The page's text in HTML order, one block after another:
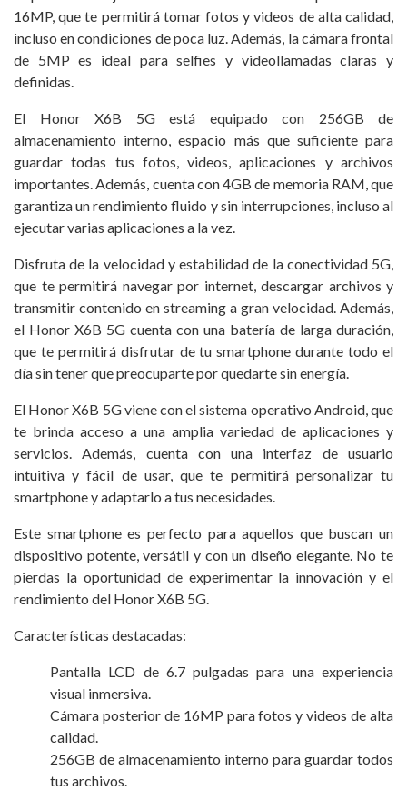
16MP, que te permitirá tomar fotos y videos de alta calidad,
incluso en condiciones de poca luz. Además, la cámara frontal
de 5MP es ideal para selfies y videollamadas claras y
definidas.
El Honor X6B 5G está equipado con 256GB de
almacenamiento interno, espacio más que suficiente para
guardar todas tus fotos, videos, aplicaciones y archivos
importantes. Además, cuenta con 4GB de memoria RAM, que
garantiza un rendimiento fluido y sin interrupciones, incluso al
ejecutar varias aplicaciones a la vez.
Disfruta de la velocidad y estabilidad de la conectividad 5G,
que te permitirá navegar por internet, descargar archivos y
transmitir contenido en streaming a gran velocidad. Además,
el Honor X6B 5G cuenta con una batería de larga duración,
que te permitirá disfrutar de tu smartphone durante todo el
día sin tener que preocuparte por quedarte sin energía.
El Honor X6B 5G viene con el sistema operativo Android, que
te brinda acceso a una amplia variedad de aplicaciones y
servicios. Además, cuenta con una interfaz de usuario
intuitiva y fácil de usar, que te permitirá personalizar tu
smartphone y adaptarlo a tus necesidades.
Este smartphone es perfecto para aquellos que buscan un
dispositivo potente, versátil y con un diseño elegante. No te
pierdas la oportunidad de experimentar la innovación y el
rendimiento del Honor X6B 5G.
Características destacadas:
Pantalla LCD de 6.7 pulgadas para una experiencia
visual inmersiva.
Cámara posterior de 16MP para fotos y videos de alta
calidad.
256GB de almacenamiento interno para guardar todos
tus archivos.